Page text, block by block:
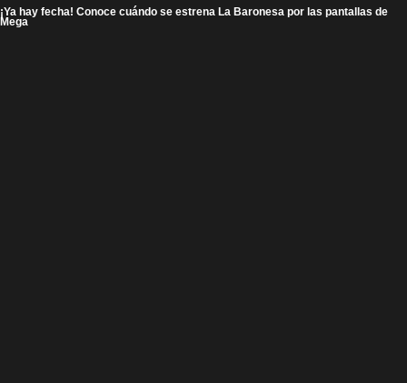
¡Ya hay fecha! Conoce cuándo se estrena La Baronesa por las pantallas de
Mega